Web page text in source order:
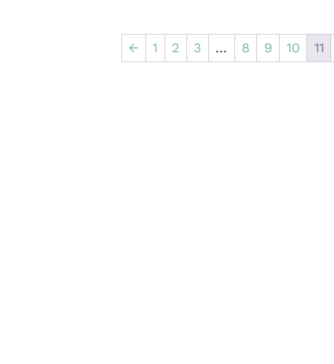
← 1 2 3 … 8 9 10 11